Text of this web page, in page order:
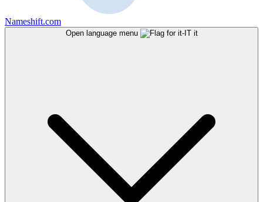
Nameshift.com
Open language menu it